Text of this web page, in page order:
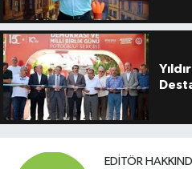
EDITÖR